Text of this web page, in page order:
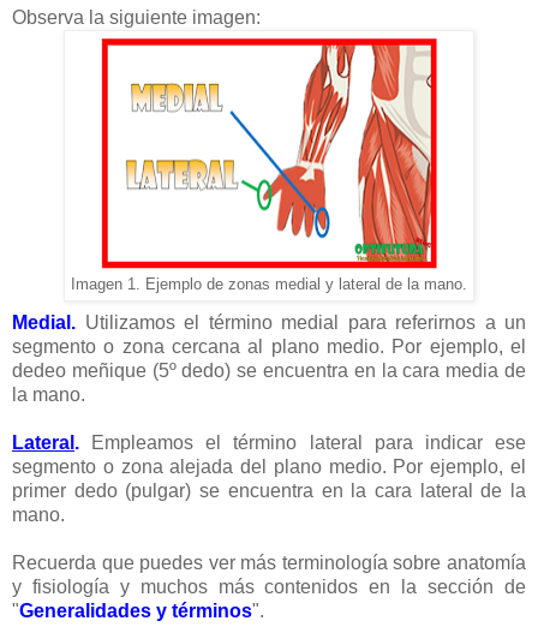
Observa la siguiente imagen:
Imagen 1. Ejemplo de zonas medial y lateral de la mano.
Medial . Utilizamos el término medial para referirnos a un
segmento o zona cercana al plano medio. Por ejemplo, el
dedeo meñique (5º dedo) se encuentra en la cara media de
la mano.
Lateral .
Empleamos el término lateral para indicar ese
segmento o zona alejada del plano medio. Por ejemplo, el
primer dedo (pulgar) se encuentra en la cara lateral de la
mano.
Recuerda que puedes ver más terminología sobre anatomía
y fisiología y muchos más contenidos en la sección de
"Generalidades y términos".